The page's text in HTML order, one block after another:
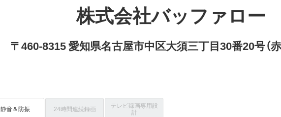
株式会社バッファロー
〒460-8315 愛知県名古屋市中区大須三丁目30番20号（
静音＆防振 24時間連続録画 テレビ録画専用設
計